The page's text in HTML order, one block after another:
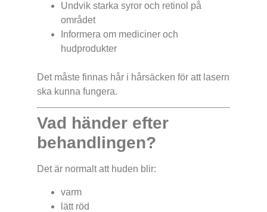
Undvik starka syror och retinol på
området
Informera om mediciner och
hudprodukter
Det måste finnas hår i hårsäcken för att lasern
ska kunna fungera.
Vad händer efter
behandlingen?
Det är normalt att huden blir:
varm
lätt röd